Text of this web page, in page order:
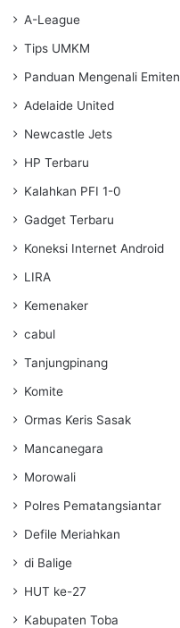
A-League
Tips UMKM
Panduan Mengenali Emiten
Adelaide United
Newcastle Jets
HP Terbaru
Kalahkan PFI 1-0
Gadget Terbaru
Koneksi Internet Android
LIRA
Kemenaker
cabul
Tanjungpinang
Komite
Ormas Keris Sasak
Mancanegara
Morowali
Polres Pematangsiantar
Defile Meriahkan
di Balige
HUT ke-27
Kabupaten Toba